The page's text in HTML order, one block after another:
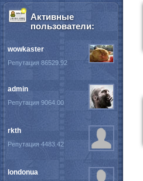
Активные
пользователи:
wowkaster
Репутация 86529.92
admin
Репутация 9064.00
rkth
Репутация 4483.42
londonua